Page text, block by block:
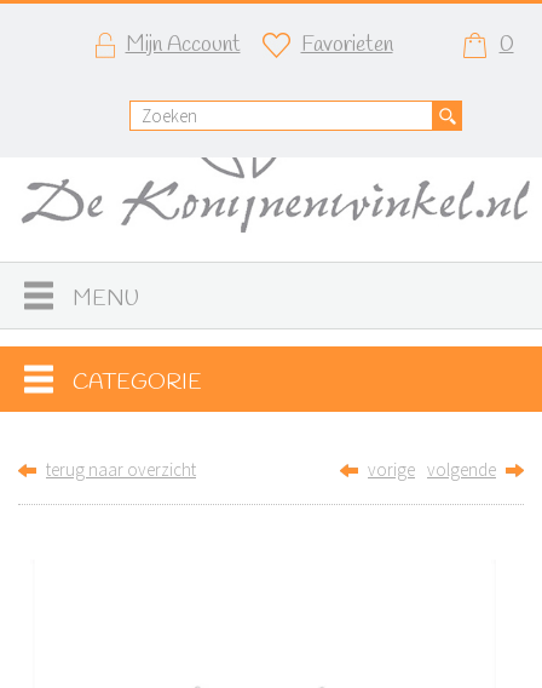
Mijn Account Favorieten 0
MENU
CATEGORIE
terug naar overzicht vorige volgende